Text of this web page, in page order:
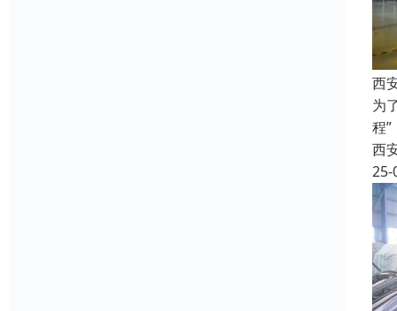
西
为
程
西
25-